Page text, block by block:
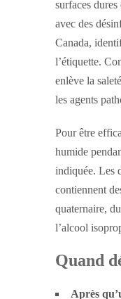
surfaces
avec des
Canada,
l’étiquette.
enlève la
les agents
Pour être
humide
indiquée. Les
contiennent
quaternaire,
l’alcool
Quand
Après